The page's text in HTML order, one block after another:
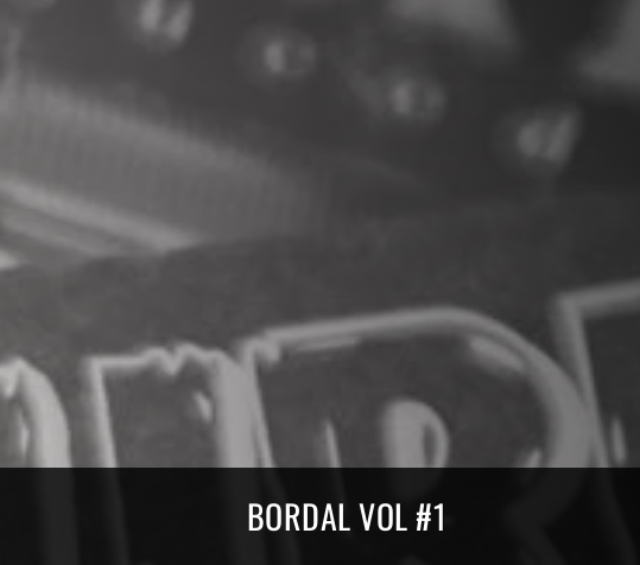
Compilations Burdigala Records
BORDAL VOL #1